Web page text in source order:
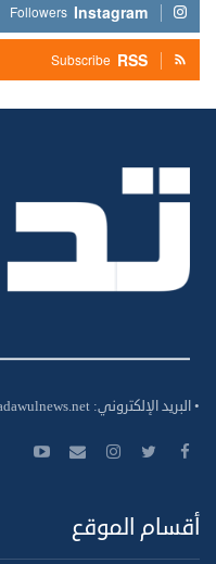
Instagram
Followers
RSS
Subscribe
• البريد الإلكتروني:
أقسام الموقع